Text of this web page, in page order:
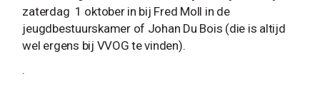
zaterdag 1 oktober in bij Fred Moll in de
jeugdbestuurskamer of Johan Du Bois (die is altijd
wel ergens bij VVOG te vinden).
.